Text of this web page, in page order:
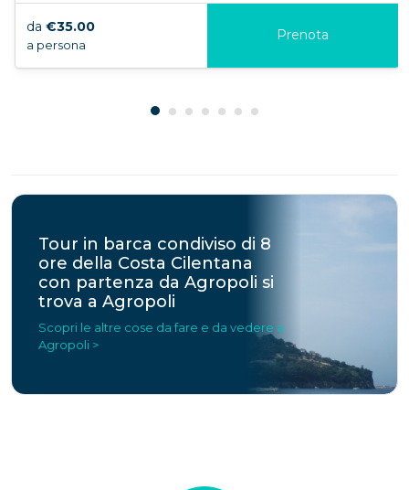
da €35.00
a persona
Prenota
Tour in barca condiviso di 8
ore della Costa Cilentana
con partenza da Agropoli si
trova a Agropoli
Scopri le altre cose da fare e da vedere a
Agropoli >